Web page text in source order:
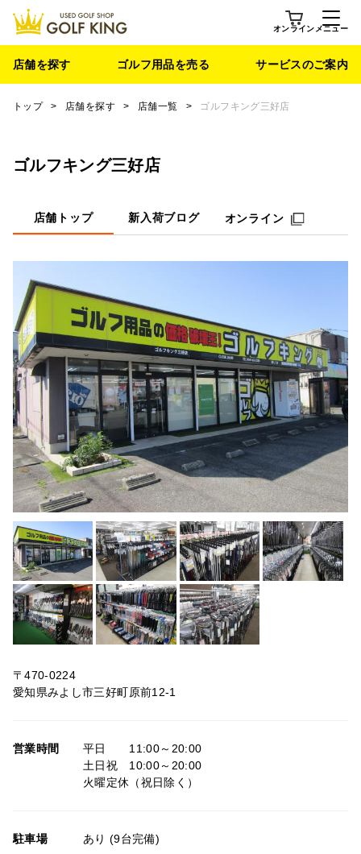
オンライン メニュー
店舗を探す ゴルフ用品を売る サービスのご案内
トップ > 店舗を探す > 店舗一覧 > ゴルフキング三好店
ゴルフキング三好店
店舗トップ 新入荷ブログ オンライン
〒470-0224
愛知県みよし市三好町原前12-1
営業時間
平日 11:00～20:00
土日祝 10:00～20:00
火曜定休（祝日除く）
駐車場 あり (9台完備)